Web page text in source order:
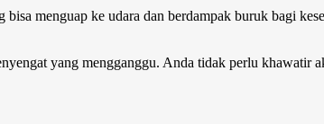
bisa menguap ke udara dan berdampak buruk bagi
yang mengganggu. Anda tidak perlu khawatir